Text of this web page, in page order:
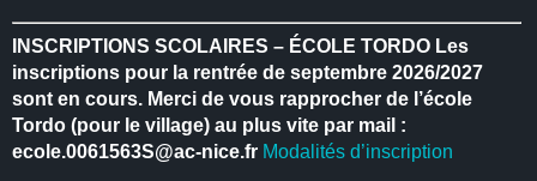
INSCRIPTIONS SCOLAIRES – ÉCOLE TORDO Les
inscriptions pour la rentrée de septembre 2026/2027
sont en cours. Merci de vous rapprocher de l’école
Tordo (pour le village) au plus vite par mail :
ecole.0061563S@ac-nice.fr Modalités d’inscription